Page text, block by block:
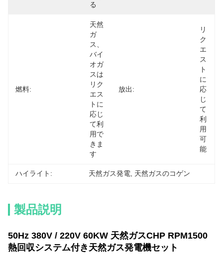
る
燃料:
天然
ガ
ス、
バイ
オガ
スは
リク
エス
トに
応じ
て利
用で
きま
す
放出:
リ
ク
エ
ス
ト
に
応
じ
て
利
用
可
能
ハイライト: 天然ガス発電 天然ガスのコゲン
製品説明
50Hz 380V / 220V 60KW 天然ガスCHP RPM1500
熱回収システム付き天然ガス発電機セット